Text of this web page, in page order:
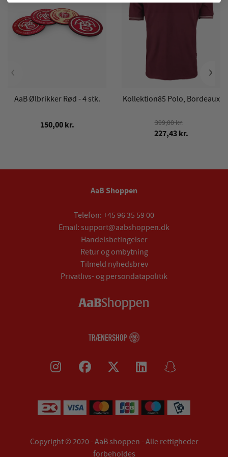
AaB Ølbrikker Rød - 4 stk.
150,00 kr.
Kollektion85 Polo, Bordeaux
399,00 kr.
227,43 kr.
‹ ›
AaB Shoppen
Telefon: +45 96 35 59 00
Email: support@aabshoppen.dk
Handelsbetingelser
Retur og ombytning
Tilmeld nyhedsbrev
Privatlivs- og persondatapolitik
Copyright © 2020 - AaB shoppen - Alle rettigheder
forbeholdes